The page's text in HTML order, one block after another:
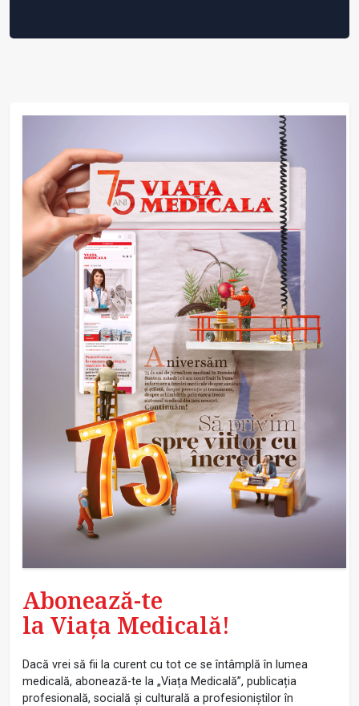
Abonează-te
la Viața Medicală!
Dacă vrei să fii la curent cu tot ce se întâmplă în lumea
medicală, abonează-te la „Viața Medicală”, publicația
profesională, socială și culturală a profesioniștilor în